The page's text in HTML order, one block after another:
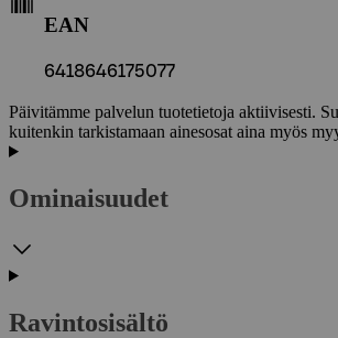
EAN
6418646175077
Päivitämme palvelun tuotetietoja aktiivisesti.
kuitenkin tarkistamaan ainesosat aina myös
Ominaisuudet
Ravintosisältö